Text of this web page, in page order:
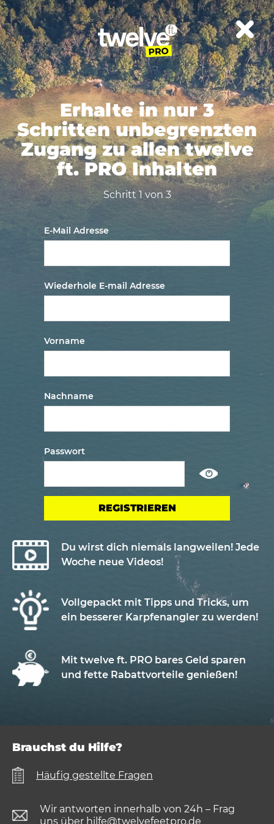
Erhalte in nur 3
Schritten unbegrenzten
Zugang zu allen twelve
ft. PRO Inhalten
Schritt 1 von 3
E-Mail Adresse
Wiederhole E-mail Adresse
Vorname
Nachname
Passwort
ausblenden
passwort
Du wirst dich niemals langweilen! Jede
Woche neue Videos!
Vollgepackt mit Tipps und Tricks, um
ein besserer Karpfenangler zu werden!
Mit twelve ft. PRO bares Geld sparen
und fette Rabattvorteile genießen!
Brauchst du Hilfe?
Häufig gestellte Fragen
Wir antworten innerhalb von 24h – Frag
uns über hilfe@twelvefeetpro.de